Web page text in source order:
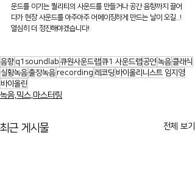
운드를 이기는 퀄리티의 사운드를 만들거나 공간 음향까지 끌어
다가 현장 사운드를 아주아주 어메이징하게 만드는 날이 오길..!
열심히 더 정진해야겠습니다!
음향 q1soundlab 큐원사운드랩큐1 사운드랩공연 녹음클래식
실황녹음출장녹음 recording 레코딩 바이올리니스트 임지영
바이올린
녹음,믹스,마스터링
최근 게시물 전체 보기